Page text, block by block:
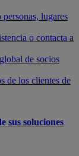
lugares
o contacta a
de socios
de los clientes de
sus soluciones